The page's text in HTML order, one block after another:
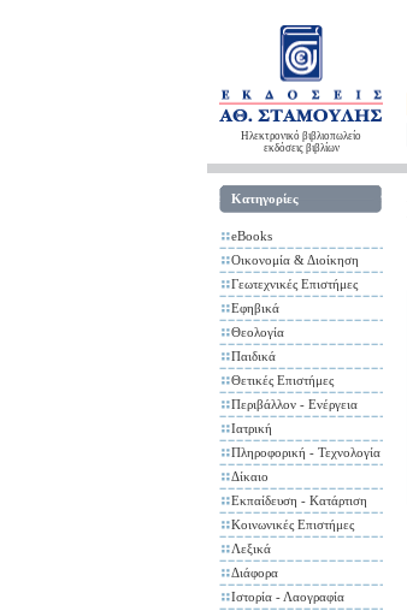
Ηλεκτρονικό βιβλιοπωλείο
εκδόσεις βιβλίων
Κατηγορίες
eBooks
Οικονομία & Διοίκηση
Γεωτεχνικές Επιστήμες
Εφηβικά
Θεολογία
Παιδικά
Θετικές Επιστήμες
Περιβάλλον - Ενέργεια
Ιατρική
Πληροφορική - Τεχνολογία
Δίκαιο
Εκπαίδευση - Κατάρτιση
Κοινωνικές Επιστήμες
Λεξικά
Διάφορα
Ιστορία - Λαογραφία